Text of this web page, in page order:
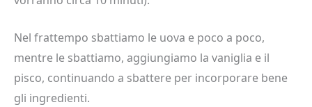
Nel frattempo sbattiamo le uova e poco a poco,
mentre le sbattiamo, aggiungiamo la vaniglia e il
pisco, continuando a sbattere per incorporare bene
gli ingredienti.